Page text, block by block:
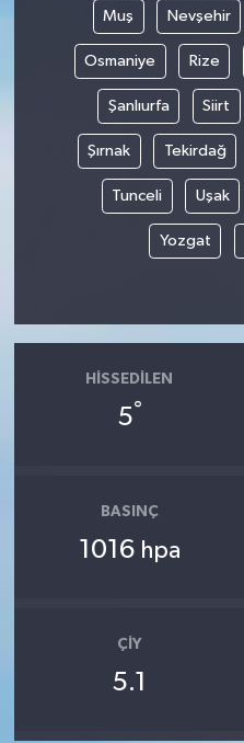
Muş Nevşehir
Osmaniye Rize
Şanlıurfa Siirt
Şırnak Tekirdağ
Tunceli Uşak
Yozgat
HISSEDILEN
5°
BASINÇ
1016 hpa
ÇIY
5.1